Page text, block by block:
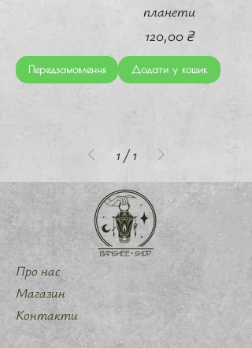
Передзамовлення
планети
Ціна
120,00 ₴
Додати у кошик
1 / 1
Про нас
Магазин
Контакти